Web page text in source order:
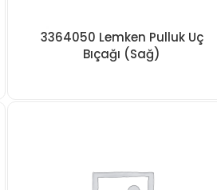
3364050 Lemken Pulluk Uç
Bıçağı (Sağ)